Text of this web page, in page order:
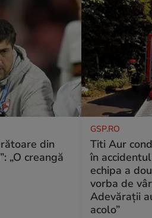
din
„O creangă
GSP.RO
Titi Aur
în
echipa a
vorba de
Adevărații
acolo”